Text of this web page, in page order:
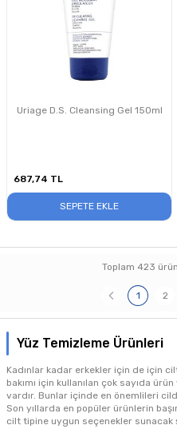
Uriage D.S. Cleansing Gel 150ml
687,74 TL
SEPETE EKLE
Toplam 423
1 2
Yüz Temizleme Ürünleri
Kadınlar kadar erkekler için de için
bakımı için kullanılan çok sayıda
vardır. Bunlar içinde en önemlileri
Son yıllarda en popüler ürünlerin
cilt tipine uygun seçenekler sunacak